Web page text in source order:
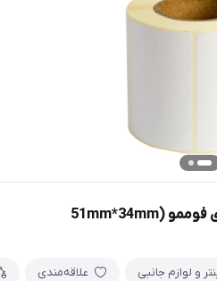
لیبل حرارتی مناسب پرینترهای فوممو (51mm*34mm
و لوازم جانبی علاقه‌مندی